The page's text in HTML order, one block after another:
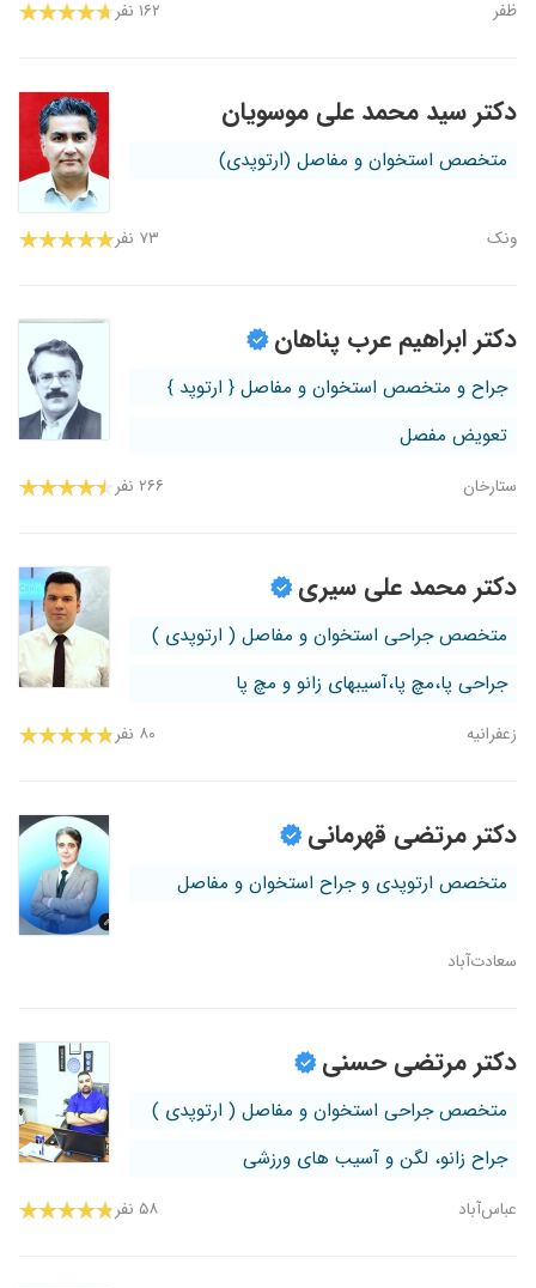
ظفر ۱۶۲ نفر
دکتر سید محمد علی موسویان
متخصص استخوان و مفاصل (ارتوپدی)
ونک ۷۳ نفر
دکتر ابراهیم عرب پناهان
جراح و متخصص استخوان و مفاصل { ارتوپد }
تعویض مفصل
ستارخان ۲۶۶ نفر
دکتر محمد علی سیری
متخصص جراحی استخوان و مفاصل ( ارتوپدی )
جراحی پا،مچ پا،آسیبهای زانو و مچ پا
زعفرانیه ۸۰ نفر
دکتر مرتضی قهرمانی
متخصص ارتوپدی و جراح استخوان و مفاصل
سعادت‌آباد
دکتر مرتضی حسنی
متخصص جراحی استخوان و مفاصل ( ارتوپدی )
جراح زانو، لگن و آسیب های ورزشی
عباس‌آباد ۵۸ نفر